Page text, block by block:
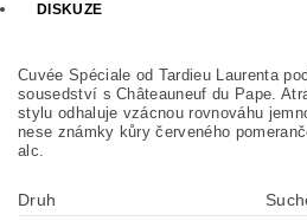
DISKUZE
Cuvée Spéciale od Tardieu Laurenta
sousedství s Châteauneuf du Pape.
stylu odhaluje vzácnou rovnováhu
nese známky kůry červeného
alc.
Druh